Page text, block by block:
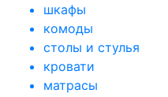
шкафы
комоды
столы и стулья
кровати
матрасы